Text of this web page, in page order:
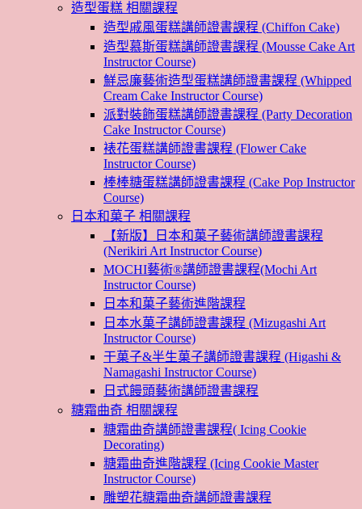
造型蛋糕 相關課程
造型戚風蛋糕講師證書課程 (Chiffon Cake)
造型慕斯蛋糕講師證書課程 (Mousse Cake Art
Instructor Course)
鮮忌廉藝術造型蛋糕講師證書課程 (Whipped
Cream Cake Instructor Course)
派對裝飾蛋糕講師證書課程 (Party Decoration
Cake Instructor Course)
裱花蛋糕講師證書課程 (Flower Cake
Instructor Course)
棒棒糖蛋糕講師證書課程 (Cake Pop Instructor
Course)
日本和菓子 相關課程
【新版】日本和菓子藝術講師證書課程
(Nerikiri Art Instructor Course)
MOCHI藝術®講師證書課程(Mochi Art
Instructor Course)
日本和菓子藝術進階課程
日本水菓子講師證書課程 (Mizugashi Art
Instructor Course)
干菓子&半生菓子講師證書課程 (Higashi &
Namagashi Instructor Course)
日式饅頭藝術講師證書課程
糖霜曲奇 相關課程
糖霜曲奇講師證書課程( Icing Cookie
Decorating)
糖霜曲奇進階課程 (Icing Cookie Master
Instructor Course)
雕塑花糖霜曲奇講師證書課程